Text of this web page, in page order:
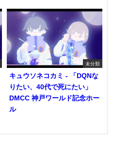
未分類
キュウソネコカミ - 「DQNな
りたい、40代で死にたい」
DMCC 神戸ワールド記念ホー
ル